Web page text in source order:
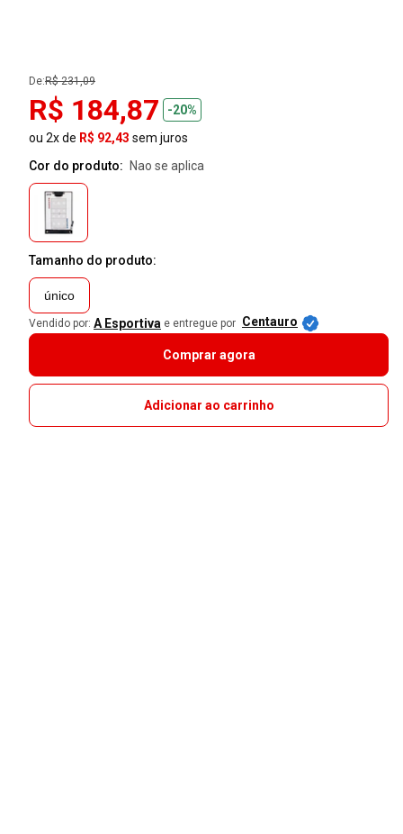
De:R$ 231,09
R$ 184,87
-20%
ou 2x de R$ 92,43 sem juros
Cor do produto:
nao se aplica
Tamanho do produto:
único
Vendido por: A Esportiva e entregue por Centauro
Comprar agora
Adicionar ao carrinho